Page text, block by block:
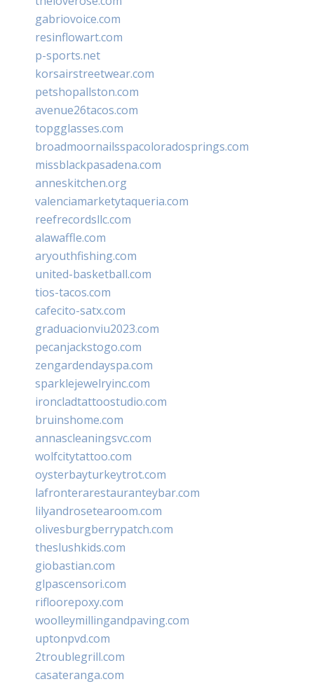
gabriovoice.com
resinflowart.com
p-sports.net
korsairstreetwear.com
petshopallston.com
avenue26tacos.com
topgglasses.com
broadmoornailsspacoloradosprings.com
missblackpasadena.com
anneskitchen.org
valenciamarketytaqueria.com
reefrecordsllc.com
alawaffle.com
aryouthfishing.com
united-basketball.com
tios-tacos.com
cafecito-satx.com
graduacionviu2023.com
pecanjackstogo.com
zengardendayspa.com
sparklejewelryinc.com
ironcladtattoostudio.com
bruinshome.com
annascleaningsvc.com
wolfcitytattoo.com
oysterbayturkeytrot.com
lafronterarestauranteybar.com
lilyandrosetearoom.com
olivesburgberrypatch.com
theslushkids.com
giobastian.com
glpascensori.com
rifloorepoxy.com
woolleymillingandpaving.com
uptonpvd.com
2troublegrill.com
casateranga.com